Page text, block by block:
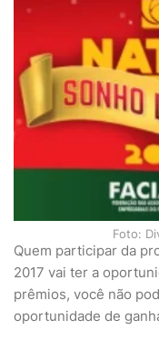
Foto:
Quem participar da
2017 vai ter a
prêmios, você não
oportunidade de